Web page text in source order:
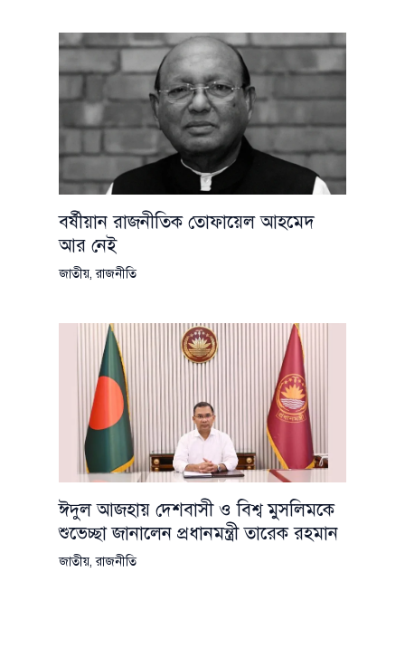
বর্ষীয়ান রাজনীতিক তোফায়েল আহমেদ
আর নেই
জাতীয়,রাজনীতি
ঈদুল আজহায় দেশবাসী ও বিশ্ব মুসলিমকে
শুভেচ্ছা জানালেন প্রধানমন্ত্রী তারেক রহমান
জাতীয়,রাজনীতি